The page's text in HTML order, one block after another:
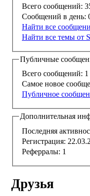
Всего сообщений:
Сообщений в день:
Найти все
Найти все темы от
Публичные
Всего сообщений: 1
Самое новое
Публичное
Дополнительная
Последняя
Регистрация:
Реферралы: 1
Друзья